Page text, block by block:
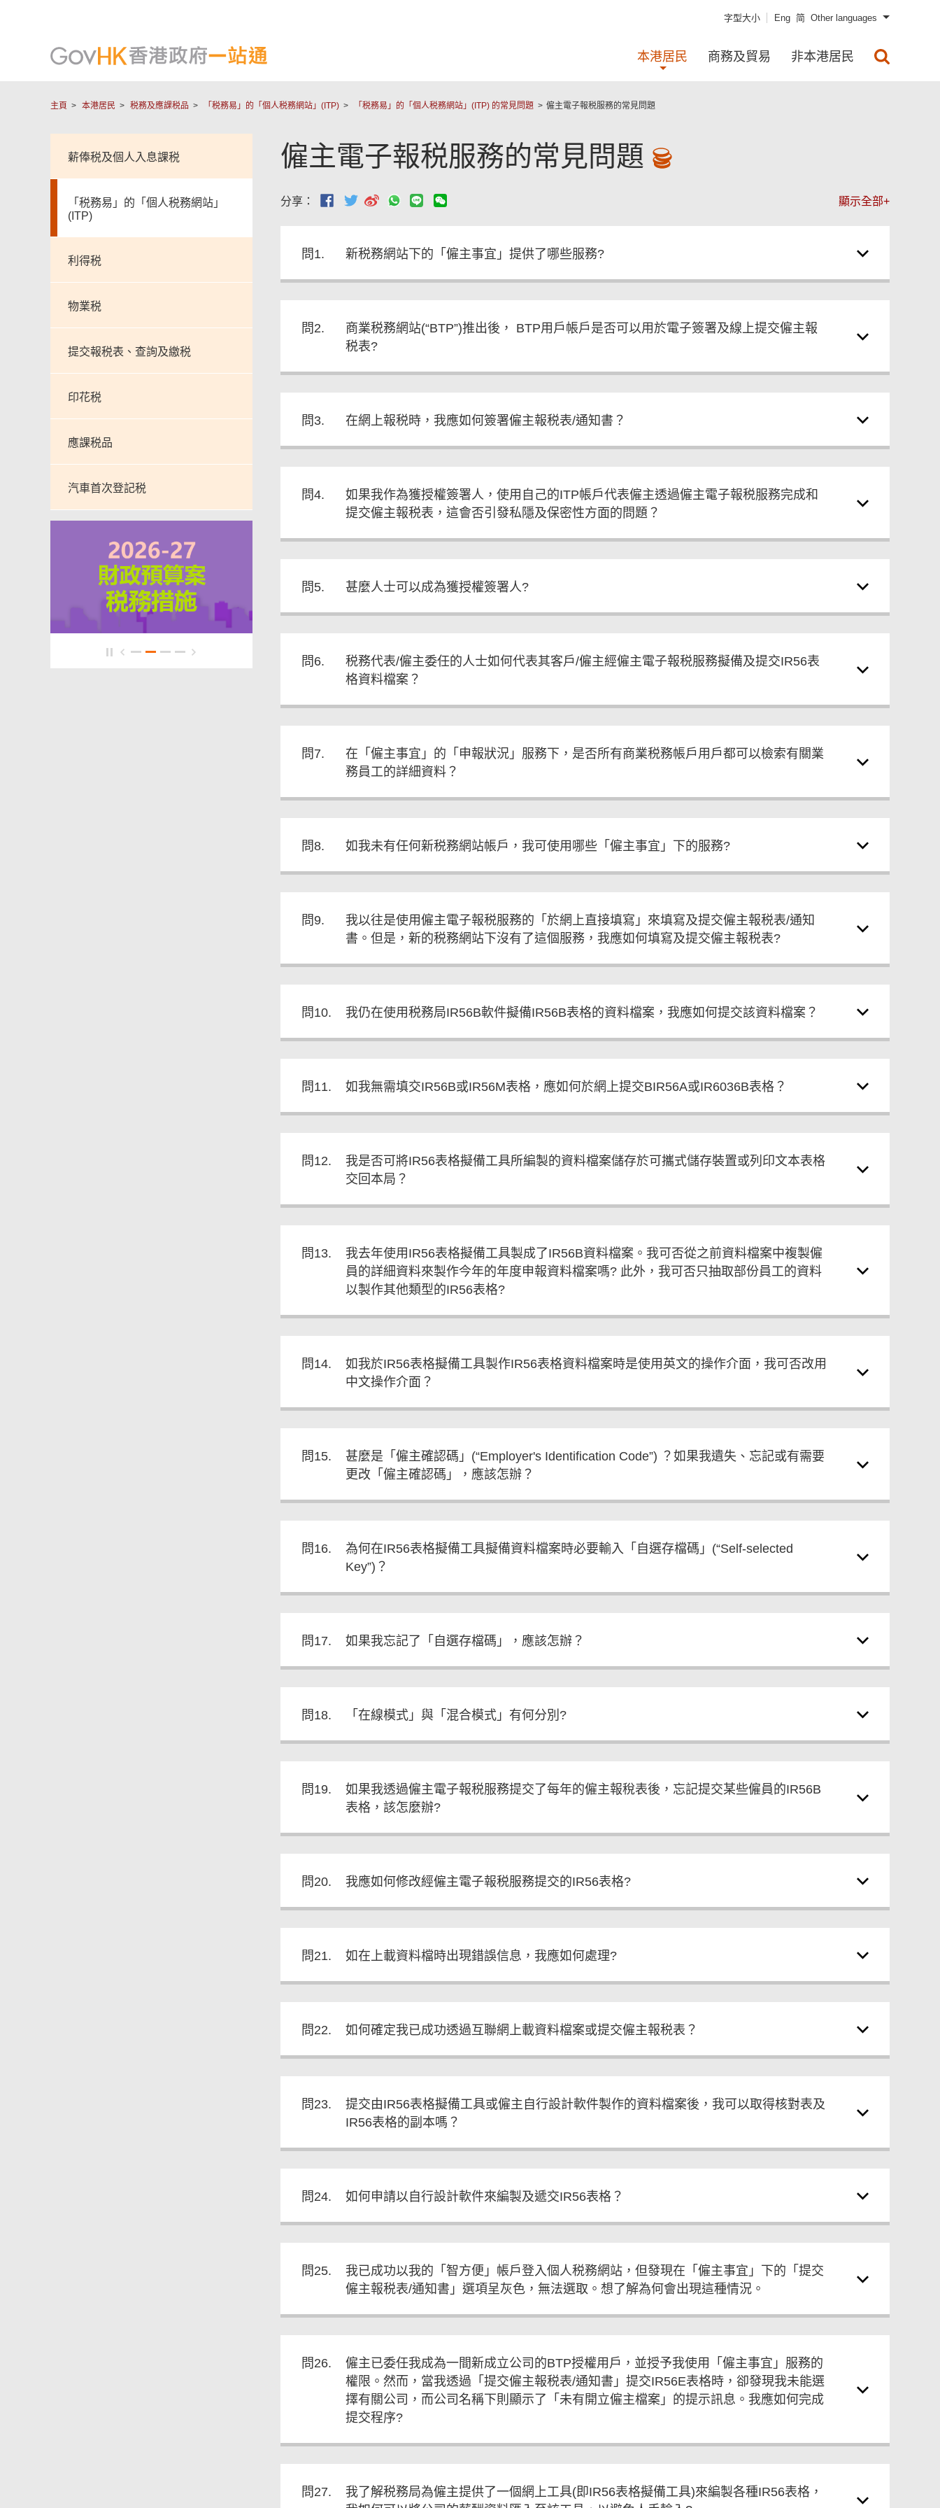
字型大小 Eng 简 Other languages
本港居民 商務及貿易 非本港居民
主頁 本港居民 税務及應課税品 「税務易」的「個人税務網站」(ITP) 「税務易」的「個人税務網站」(ITP) 的常見問題 僱主電子報税服務的常見問題
薪俸税及個人入息課税
「税務易」的「個人税務網站」
(ITP)
利得税
物業税
提交報税表、查詢及繳税
印花税
應課税品
汽車首次登記税
僱主電子報税服務的常見問題
分享： 顯示全部+
問1. 新税務網站下的「僱主事宜」提供了哪些服務?
問2.
商業税務網站(“BTP”)推出後， BTP用戶帳戶是否可以用於電子簽署及線上提交僱主報
税表?
問3. 在網上報税時，我應如何簽署僱主報税表/通知書？
問4.
如果我作為獲授權簽署人，使用自己的ITP帳戶代表僱主透過僱主電子報税服務完成和
提交僱主報税表，這會否引發私隱及保密性方面的問題？
問5. 甚麼人士可以成為獲授權簽署人?
問6.
税務代表/僱主委任的人士如何代表其客戶/僱主經僱主電子報税服務擬備及提交IR56表
格資料檔案？
問7.
在「僱主事宜」的「申報狀況」服務下，是否所有商業税務帳戶用戶都可以檢索有關業
務員工的詳細資料？
問8. 如我未有任何新税務網站帳戶，我可使用哪些「僱主事宜」下的服務?
問9.
我以往是使用僱主電子報税服務的「於網上直接填寫」來填寫及提交僱主報税表/通知
書。但是，新的税務網站下沒有了這個服務，我應如何填寫及提交僱主報税表?
問10. 我仍在使用税務局IR56B軟件擬備IR56B表格的資料檔案，我應如何提交該資料檔案？
問11. 如我無需填交IR56B或IR56M表格，應如何於網上提交BIR56A或IR6036B表格？
問12.
我是否可將IR56表格擬備工具所編製的資料檔案儲存於可攜式儲存裝置或列印文本表格
交回本局？
問13.
我去年使用IR56表格擬備工具製成了IR56B資料檔案。我可否從之前資料檔案中複製僱
員的詳細資料來製作今年的年度申報資料檔案嗎? 此外，我可否只抽取部份員工的資料
以製作其他類型的IR56表格?
問14.
如我於IR56表格擬備工具製作IR56表格資料檔案時是使用英文的操作介面，我可否改用
中文操作介面？
問15.
甚麼是「僱主確認碼」(“Employer's Identification Code”) ？如果我遺失、忘記或有需要
更改「僱主確認碼」，應該怎辦？
問16.
為何在IR56表格擬備工具擬備資料檔案時必要輸入「自選存檔碼」(“Self-selected
Key”)？
問17. 如果我忘記了「自選存檔碼」，應該怎辦？
問18. 「在線模式」與「混合模式」有何分別?
問19.
如果我透過僱主電子報税服務提交了每年的僱主報稅表後，忘記提交某些僱員的IR56B
表格，該怎麼辦?
問20. 我應如何修改經僱主電子報税服務提交的IR56表格?
問21. 如在上載資料檔時出現錯誤信息，我應如何處理?
問22. 如何確定我已成功透過互聯網上載資料檔案或提交僱主報税表？
問23.
提交由IR56表格擬備工具或僱主自行設計軟件製作的資料檔案後，我可以取得核對表及
IR56表格的副本嗎？
問24. 如何申請以自行設計軟件來編製及遞交IR56表格？
問25.
我已成功以我的「智方便」帳戶登入個人税務網站，但發現在「僱主事宜」下的「提交
僱主報税表/通知書」選項呈灰色，無法選取。想了解為何會出現這種情況。
問26.
僱主已委任我成為一間新成立公司的BTP授權用戶，並授予我使用「僱主事宜」服務的
權限。然而，當我透過「提交僱主報税表/通知書」提交IR56E表格時，卻發現我未能選
擇有關公司，而公司名稱下則顯示了「未有開立僱主檔案」的提示訊息。我應如何完成
提交程序?
問27.
我了解税務局為僱主提供了一個網上工具(即IR56表格擬備工具)來編製各種IR56表格，